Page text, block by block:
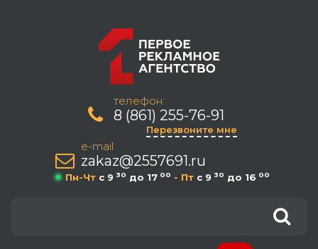
телефон:
8 (861) 255-76-91
Перезвоните мне
e-mail
zakaz@2557691.ru
Пн-Чт c 9 30 до 17 00 - Пт c 9 30 до 16 00